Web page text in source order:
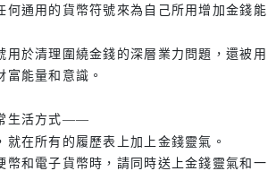
何通用的貨幣符號來為自己所用增加金錢能
用於清理圍繞金錢的深層業力問題，還被用
富能量和意識。
生活方式——
就在所有的履歷表上加上金錢靈氣。
幣和電子貨幣時，請同時送上金錢靈氣和一